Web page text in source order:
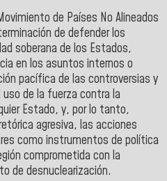
de Países No Alineados
de defender los
soberana de los Estados,
en los asuntos internos o
pacífica de las controversias y
de la fuerza contra la
Estado, y, por lo tanto,
agresiva, las acciones
como instrumentos de política
comprometida con la
de desnuclearización.